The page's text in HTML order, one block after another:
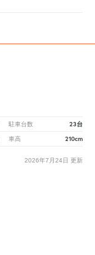
駐車台数 23台
車高 210cm
2026年7月24日 更新